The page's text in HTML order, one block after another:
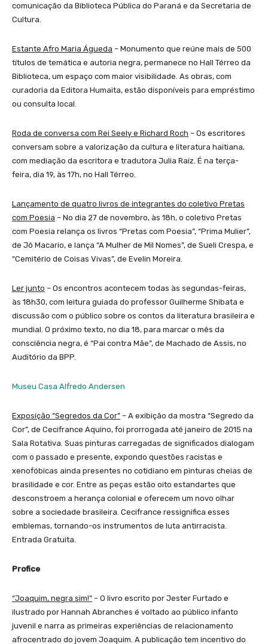
comunicação da Biblioteca Pública do Paraná e da Secretaria de
Cultura.
Estante Afro Maria Águeda – Monumento que reúne mais de 500
títulos de temática e autoria negra, permanece no Hall Térreo da
Biblioteca, um espaço com maior visibilidade. As obras, com
curadoria da Editora Humaita, estão disponíveis para empréstimo
ou consulta local.
Roda de conversa com Rei Seely e Richard Roch – Os escritores
conversam sobre a valorização da cultura e literatura haitiana,
com mediação da escritora e tradutora Julia Raiz. É na terça-
feira, dia 19, às 17h, no Hall Térreo.
Lançamento de quatro livros de integrantes do coletivo Pretas
com Poesia – No dia 27 de novembro, às 18h, o coletivo Pretas
com Poesia relança os livros “Pretas com Poesia”, “Prima Mulier”,
de Jô Macario, e lança “A Mulher de Mil Nomes”, de Sueli Crespa, e
“Cemitério de Coisas Vivas”, de Evelin Moreira.
Ler junto – Os encontros acontecem todas às segundas-feiras,
às 18h30, com leitura guiada do professor Guilherme Shibata e
discussão com o público sobre os contos da literatura brasileira e
mundial. O próximo texto, no dia 18, para marcar o mês da
consciência negra, é “Pai contra Mãe”, de Machado de Assis, no
Auditório da BPP.
Museu Casa Alfredo Andersen
Exposição “Segredos da Cor” – A exibição da mostra “Segredo da
Cor”, de Cecifrance Aquino, foi prorrogada até janeiro de 2015 na
Sala Rotativa. Suas pinturas carregadas de significados dialogam
com o passado e presente, expondo questões racistas e
xenofóbicas ainda presentes no cotidiano em pinturas cheias de
brasilidade e cor. Entre as peças estão oito estandartes que
desconstroem a herança colonial e oferecem um novo olhar
sobre a sociedade brasileira. Cecifrance ressignifica esses
emblemas, tornando-os instrumentos de luta antirracista.
Entrada Gratuita.
Profice
“Joaquim, negra sim!” – O livro escrito por Jester Furtado e
ilustrado por Hannah Abranches é voltado ao público infanto
juvenil e narra as primeiras experiências de relacionamento
afrocentrado do jovem Joaquim. A publicação tem incentivo do